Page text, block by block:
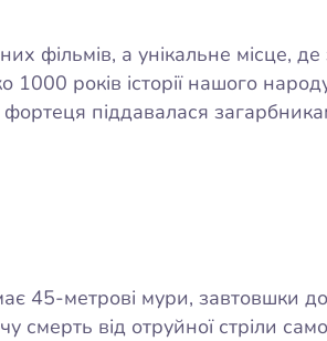
фільмів, а унікальне місце,
1000 років історії нашого
піддавалася загарбникам
45-метрові мури, завтовшки
смерть від отруйної стріли